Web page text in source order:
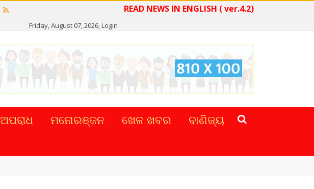
READ NEWS IN ENGLISH ( ver.4.2)
Friday, August 07, 2026,Login
ଅପରାଧ ମନୋରଞ୍ଜନ ଖେଳ ଖବର
ବାଣିଜ୍ୟ